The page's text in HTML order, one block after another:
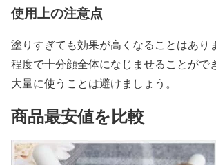
使用上の注意点
塗りすぎても効果が高くなることはあり
程度で十分顔全体になじませることがで
大量に使うことは避けましょう。
商品最安値を比較